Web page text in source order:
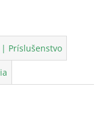
Príslušenstvo